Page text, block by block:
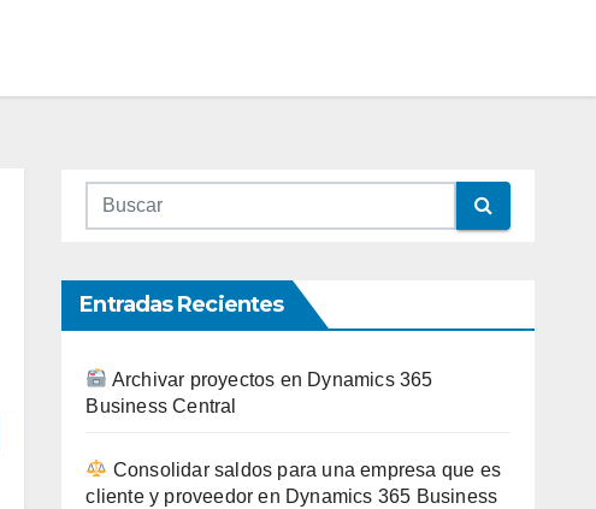
Entradas Recientes
Archivar proyectos en Dynamics 365
Business Central
Consolidar saldos para una empresa que es
cliente y proveedor en Dynamics 365 Business